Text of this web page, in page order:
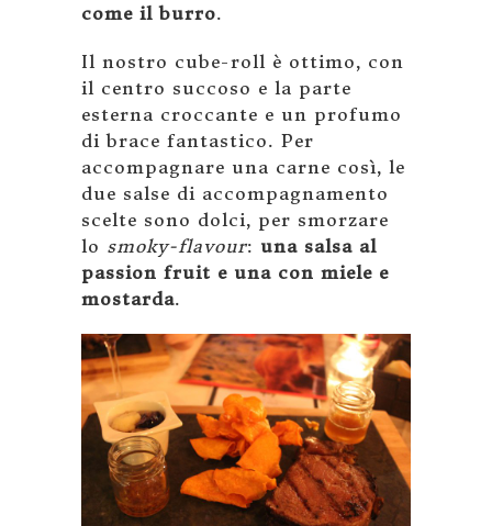
come il burro.
Il nostro cube-roll è ottimo, con
il centro succoso e la parte
esterna croccante e un profumo
di brace fantastico. Per
accompagnare una carne così, le
due salse di accompagnamento
scelte sono dolci, per smorzare
lo smoky-flavour: una salsa al
passion fruit e una con miele e
mostarda.